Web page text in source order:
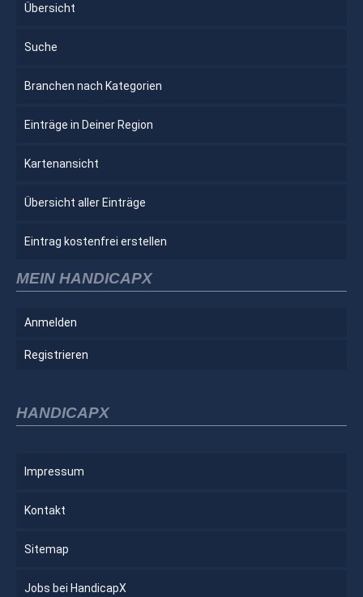
Übersicht
Suche
Branchen nach Kategorien
Einträge in Deiner Region
Kartenansicht
Übersicht aller Einträge
Eintrag kostenfrei erstellen
MEIN HANDICAPX
Anmelden
Registrieren
HANDICAPX
Impressum
Kontakt
Sitemap
Jobs bei HandicapX